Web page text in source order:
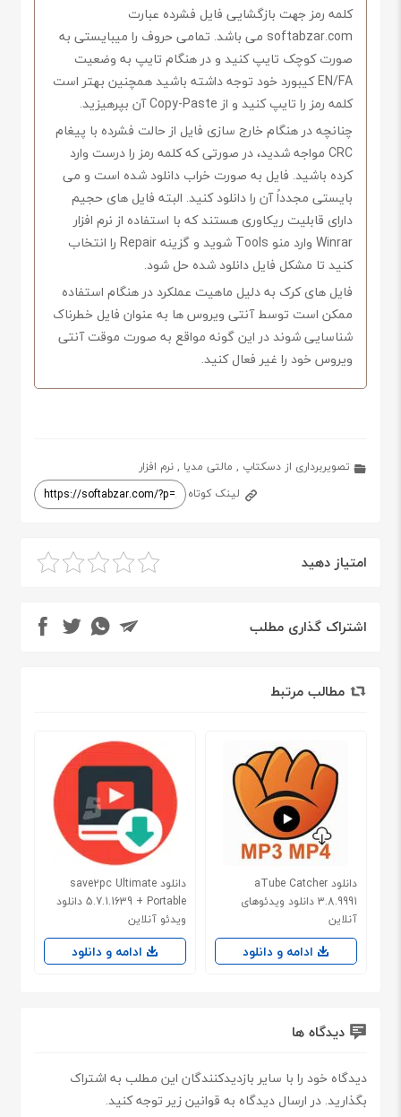
کلمه رمز جهت بازگشایی فایل فشرده عبارت
softabzar.com می باشد. تمامی حروف را میبایستی به
صورت کوچک تایپ کنید و در هنگام تایپ به وضعیت
EN/FA کیبورد خود توجه داشته باشید همچنین بهتر است
کلمه رمز را تایپ کنید و از Copy-Paste آن بپرهیزید.
چنانچه در هنگام خارج سازی فایل از حالت فشرده با پیغام
CRC مواجه شدید، در صورتی که کلمه رمز را درست وارد
کرده باشید. فایل به صورت خراب دانلود شده است و می
بایستی مجدداً آن را دانلود کنید. البته فایل های حجیم
دارای قابلیت ریکاوری هستند که با استفاده از نرم افزار
Winrar وارد منو Tools شوید و گزینه Repair را انتخاب
کنید تا مشکل فایل دانلود شده حل شود.
فایل های کرک به دلیل ماهیت عملکرد در هنگام استفاده
ممکن است توسط آنتی ویروس ها به عنوان فایل خطرناک
شناسایی شوند در این گونه مواقع به صورت موقت آنتی
ویروس خود را غیر فعال کنید.
تصویربرداری از دسکتاپ , مالتی مدیا ,نرم افزار
لینک کوتاه
امتیاز دهید
اشتراک گذاری مطلب
مطالب مرتبط
دانلود aTube Catcher
3.8.9991 دانلود ویدئوهای
آنلاین
ادامه و دانلود
دانلود save2pc Ultimate
5.7.1.1639 + Portable دانلود
ویدئو آنلاین
ادامه و دانلود
دیدگاه ها
دیدگاه خود را با سایر بازدیدکنندگان این مطلب به اشتراک
بگذارید. در ارسال دیدگاه به قوانین زیر توجه کنید.